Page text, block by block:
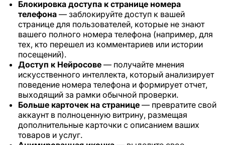
Блокировка доступа к странице номера
телефона — заблокируйте доступ к вашей
странице для пользователей, которые не знают
вашего полного номера телефона (например, для
тех, кто перешел из комментариев или истории
посещений).
Доступ к Нейросове — получайте мнения
искусственного интеллекта, который анализирует
поведение номера телефона и формирует отчет,
выходящий за рамки обычной проверки.
Больше карточек на странице — превратите свой
аккаунт в полноценную витрину, размещая
дополнительные карточки с описанием ваших
товаров и услуг.